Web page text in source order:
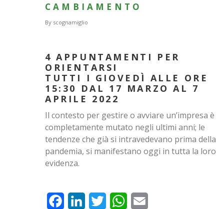
CAMBIAMENTO
By scognamiglio
4 APPUNTAMENTI PER
ORIENTARSI
TUTTI I GIOVEDÌ ALLE ORE
15:30 DAL 17 MARZO AL 7
APRILE 2022
Il contesto per gestire o avviare un’impresa è
completamente mutato negli ultimi anni; le
tendenze che già si intravedevano prima della
pandemia, si manifestano oggi in tutta la loro
evidenza.
FacebookLinkedInTwitter WhatsApp